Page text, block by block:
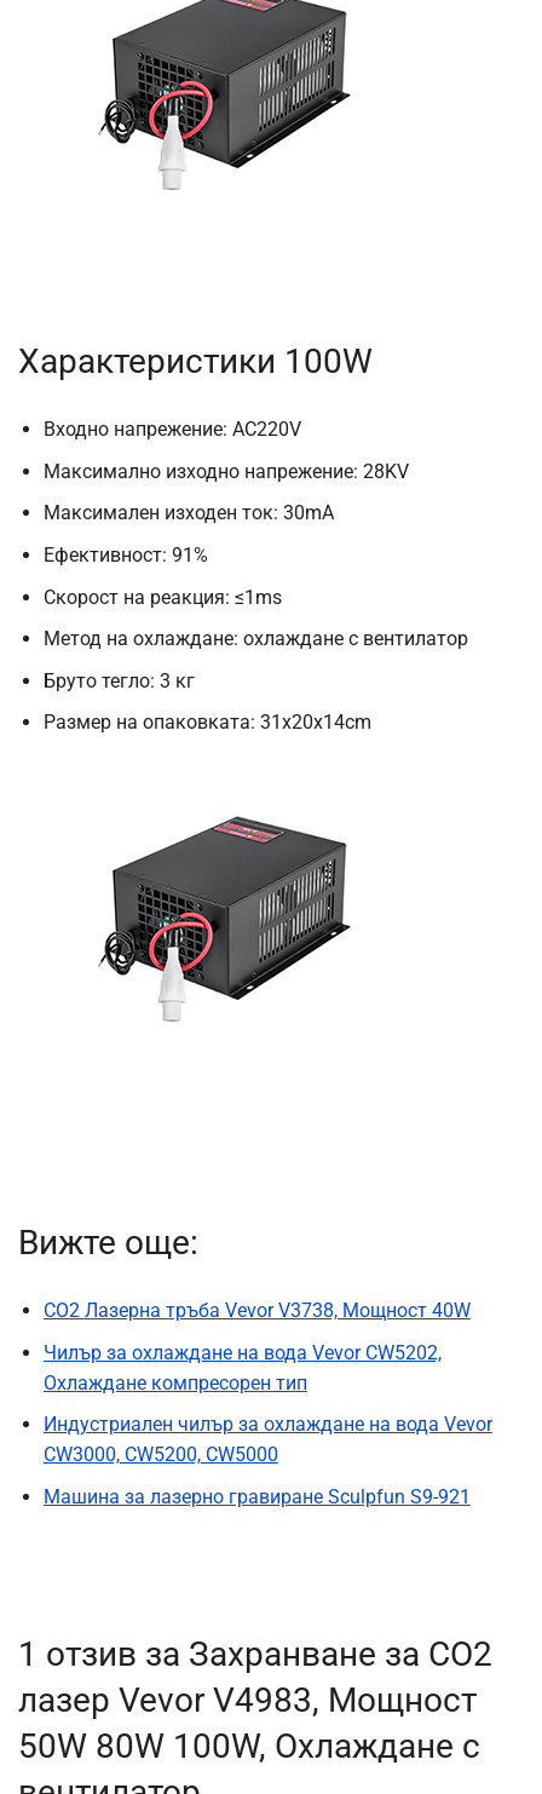
Характеристики 100W
Входно напрежение: AC220V
Максимално изходно напрежение: 28KV
Максимален изходен ток: 30mA
Ефективност: 91%
Скорост на реакция: ≤1ms
Метод на охлаждане: охлаждане с вентилатор
Бруто тегло: 3 кг
Размер на опаковката: 31x20x14cm
Вижте още:
CO2 Лазерна тръба Vevor V3738, Мощност 40W
Чилър за охлаждане на вода Vevor CW5202,
Охлаждане компресорен тип
Индустриален чилър за охлаждане на вода Vevor
CW3000, CW5200, CW5000
Машина за лазерно гравиране Sculpfun S9-921
1 отзив за Захранване за CO2
лазер Vevor V4983, Мощност
50W 80W 100W, Охлаждане с